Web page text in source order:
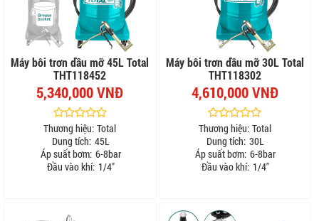
Máy bôi trơn dầu mỡ 45L Total
THT118452
5,340,000 VNĐ
Thương hiệu: Total
Dung tích: 45L
Áp suất bơm: 6-8bar
Đầu vào khí: 1/4"
Máy bôi trơn dầu mỡ 30L Total
THT118302
4,610,000 VNĐ
Thương hiệu: Total
Dung tích: 30L
Áp suất bơm: 6-8bar
Đầu vào khí: 1/4"